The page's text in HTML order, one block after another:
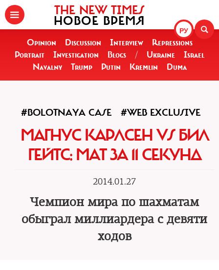
РУ
THE NEW TIMES
НОВОЕ ВРЕМЯ
Opinion Discussion Interview
Repressions
Portrait
Investigation Blogs / Ukraine
Israel
Navalny
Trump Putin Kremlin Duma
#BOLOTNAYA CASE #WEB EXCLUSIVE
МАГНУС КАРЛСЕН VS БИЛ
ГЕЙТС: МАТ ЗА 11 СЕКУНД
2014.01.27
Чемпион мира по шахматам
обыграл миллиардера с девяти
ходов